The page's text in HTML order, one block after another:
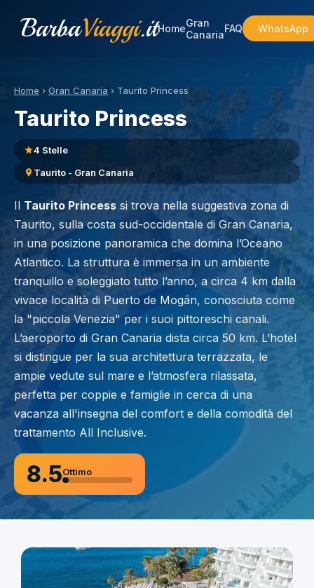
BarbaViaggi.itHomeGran
CanariaFAQ WhatsApp
Home › Gran Canaria › Taurito Princess
Taurito Princess
4 Stelle
Taurito - Gran Canaria
Il Taurito Princess si trova nella suggestiva zona di
Taurito, sulla costa sud-occidentale di Gran Canaria,
in una posizione panoramica che domina l’Oceano
Atlantico. La struttura è immersa in un ambiente
tranquillo e soleggiato tutto l’anno, a circa 4 km dalla
vivace località di Puerto de Mogán, conosciuta come
la "piccola Venezia" per i suoi pittoreschi canali.
L’aeroporto di Gran Canaria dista circa 50 km. L’hotel
si distingue per la sua architettura terrazzata, le
ampie vedute sul mare e l’atmosfera rilassata,
perfetta per coppie e famiglie in cerca di una
vacanza all'insegna del comfort e della comodità del
trattamento All Inclusive.
8.5Ottimo